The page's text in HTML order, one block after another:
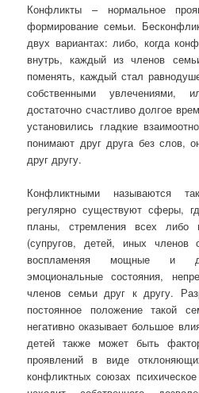
Конфликты – нормальное
формирование семьи.
двух вариантах: либо, когда
внутрь, каждый из членов
поменять, каждый стал
собственными
достаточно счастливо долгое
установились гладкие
понимают друг друга без слов,
друг другу.
Конфликтными называются
регулярно существуют сферы,
планы, стремления всех либо
(супругов, детей, иных
воспламеняя мощные и
эмоциональные состояния,
членов семьи друг к другу.
постоянное положение такой
негативно оказывает большое
детей также может быть
проявлений в виде
конфликтных союзах